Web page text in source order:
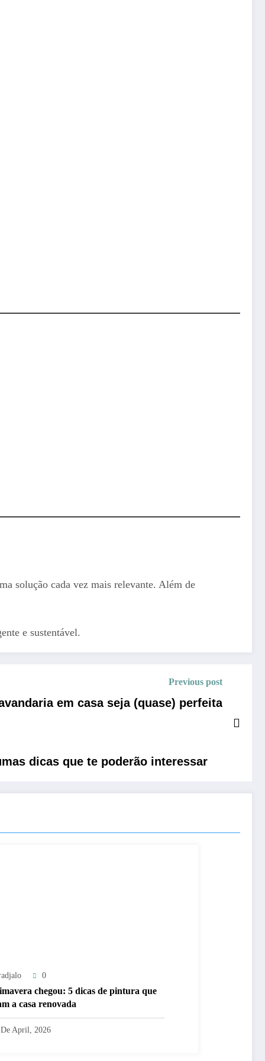
solução cada vez mais relevante. Além de
e sustentável.
Previous post
em casa seja (quase) perfeita
dicas que te poderão interessar
0
chegou: 5 dicas de pintura que
a casa renovada
April, 2026